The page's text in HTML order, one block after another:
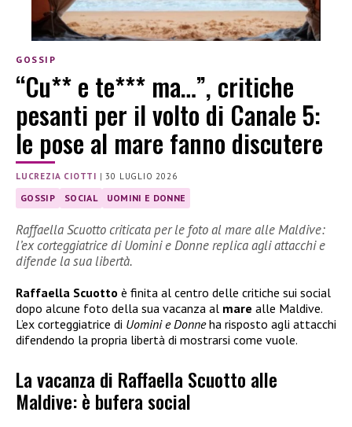
GOSSIP
“Cu** e te*** ma…”, critiche
pesanti per il volto di Canale 5:
le pose al mare fanno discutere
LUCREZIA CIOTTI |30 LUGLIO 2026
GOSSIP SOCIAL UOMINI E DONNE
Raffaella Scuotto criticata per le foto al mare alle Maldive:
l’ex corteggiatrice di Uomini e Donne replica agli attacchi e
difende la sua libertà.
Raffaella Scuotto è finita al centro delle critiche sui social
dopo alcune foto della sua vacanza al mare alle Maldive.
L’ex corteggiatrice di Uomini e Donneha risposto agli attacchi
difendendo la propria libertà di mostrarsi come vuole.
La vacanza di Raffaella Scuotto alle
Maldive: è bufera social